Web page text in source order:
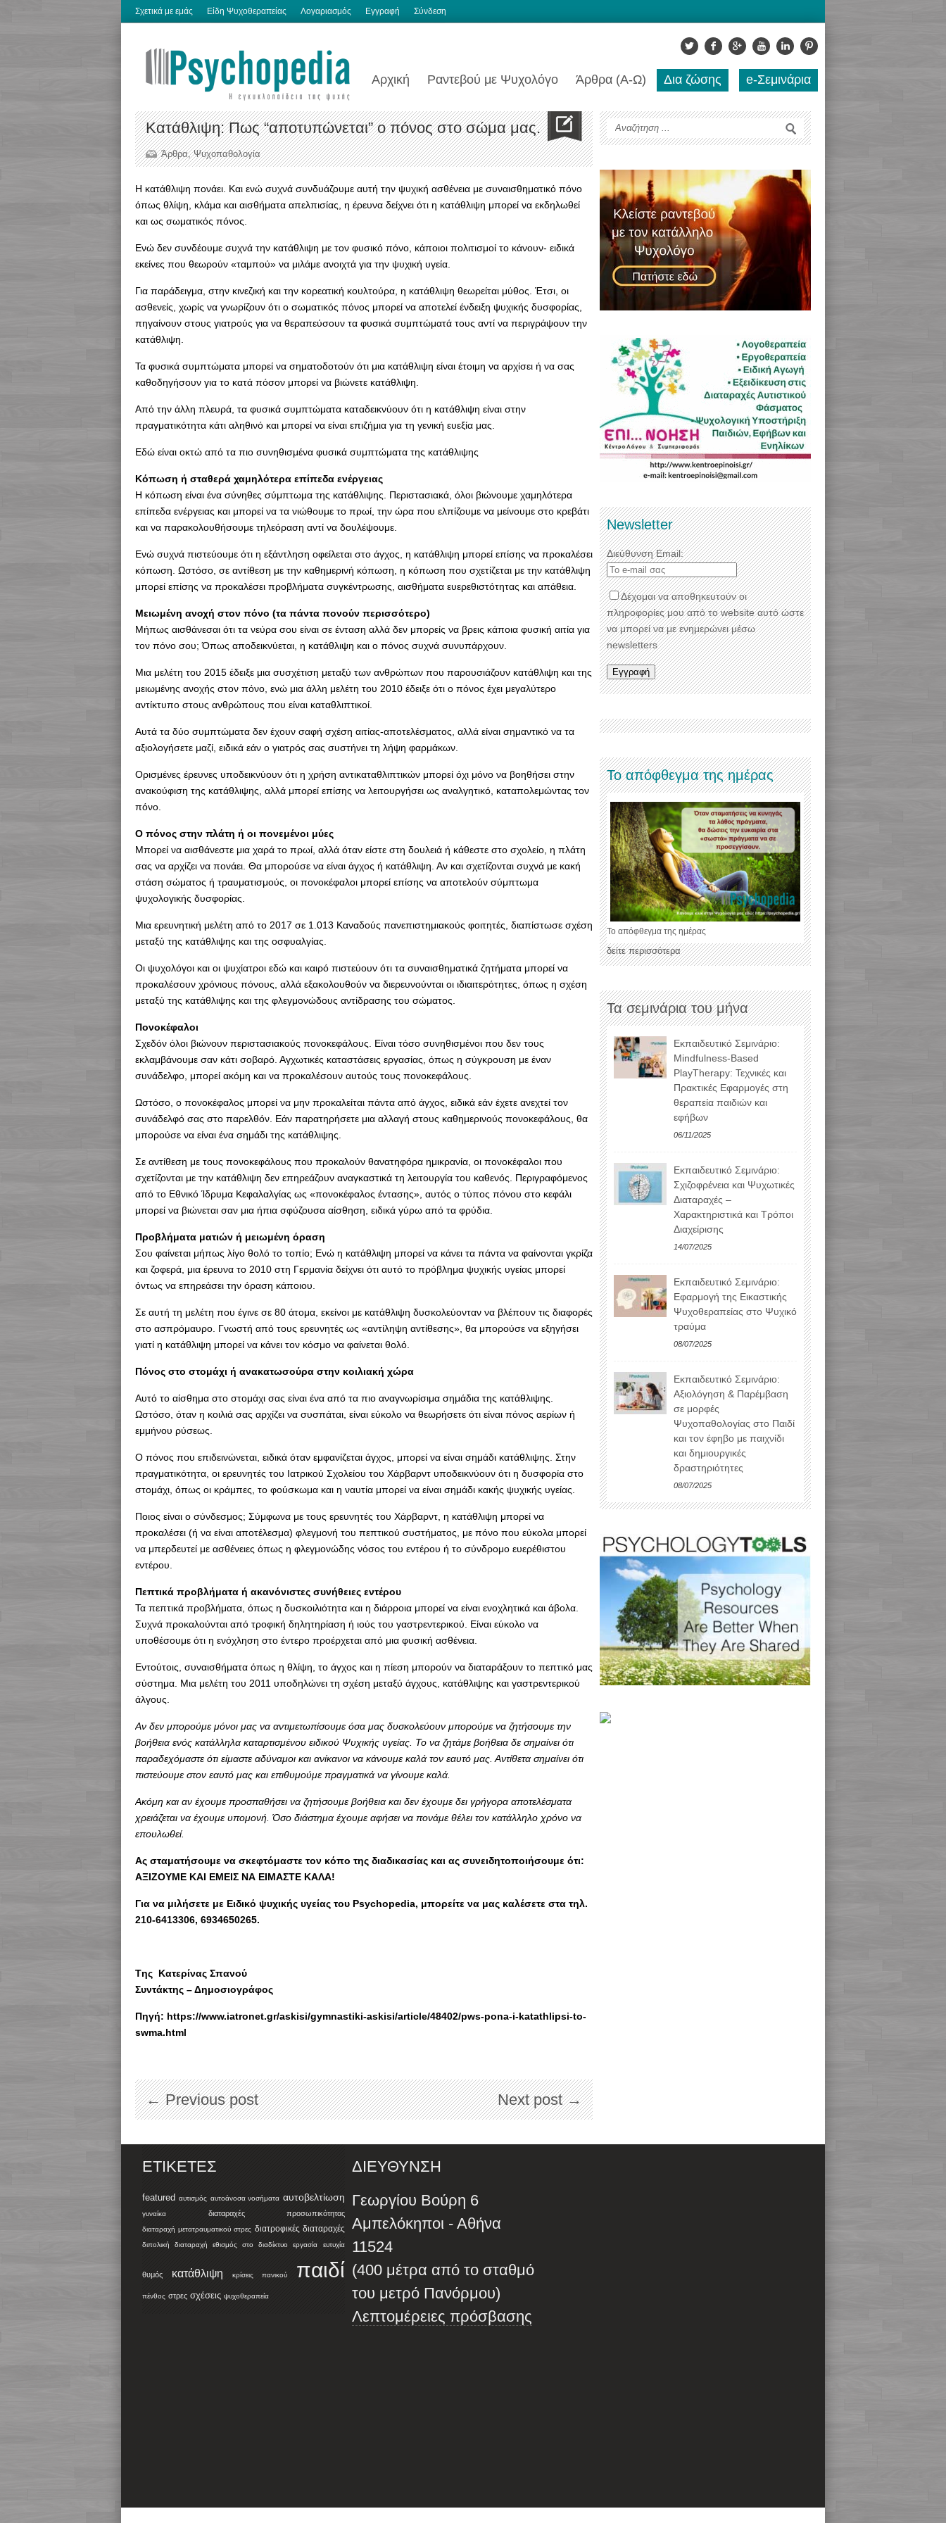
Σχετικά με εμάς Είδη Ψυχοθεραπείας Λογαριασμός Εγγραφή Σύνδεση
Αρχική Ραντεβού με Ψυχολόγο Άρθρα (Α-Ω) Δια ζώσης e-Σεμινάρια
Κατάθλιψη: Πως “αποτυπώνεται” ο πόνος στο σώμα μας.
Άρθρα,Ψυχοπαθολογία
Η κατάθλιψη πονάει. Και ενώ συχνά συνδυάζουμε αυτή την ψυχική ασθένεια με συναισθηματικό πόνο
όπως θλίψη, κλάμα και αισθήματα απελπισίας, η έρευνα δείχνει ότι η κατάθλιψη μπορεί να εκδηλωθεί
και ως σωματικός πόνος.
Ενώ δεν συνδέουμε συχνά την κατάθλιψη με τον φυσικό πόνο, κάποιοι πολιτισμοί το κάνουν- ειδικά
εκείνες που θεωρούν «ταμπού» να μιλάμε ανοιχτά για την ψυχική υγεία.
Για παράδειγμα, στην κινεζική και την κορεατική κουλτούρα, η κατάθλιψη θεωρείται μύθος. Έτσι, οι
ασθενείς, χωρίς να γνωρίζουν ότι ο σωματικός πόνος μπορεί να αποτελεί ένδειξη ψυχικής δυσφορίας,
πηγαίνουν στους γιατρούς για να θεραπεύσουν τα φυσικά συμπτώματά τους αντί να περιγράψουν την
κατάθλιψη.
Τα φυσικά συμπτώματα μπορεί να σηματοδοτούν ότι μια κατάθλιψη είναι έτοιμη να αρχίσει ή να σας
καθοδηγήσουν για το κατά πόσον μπορεί να βιώνετε κατάθλιψη.
Από την άλλη πλευρά, τα φυσικά συμπτώματα καταδεικνύουν ότι η κατάθλιψη είναι στην
πραγματικότητα κάτι αληθινό και μπορεί να είναι επιζήμια για τη γενική ευεξία μας.
Εδώ είναι οκτώ από τα πιο συνηθισμένα φυσικά συμπτώματα της κατάθλιψης
Κόπωση ή σταθερά χαμηλότερα επίπεδα ενέργειας
Η κόπωση είναι ένα σύνηθες σύμπτωμα της κατάθλιψης. Περιστασιακά, όλοι βιώνουμε χαμηλότερα
επίπεδα ενέργειας και μπορεί να τα νιώθουμε το πρωί, την ώρα που ελπίζουμε να μείνουμε στο κρεβάτι
και να παρακολουθήσουμε τηλεόραση αντί να δουλέψουμε.
Ενώ συχνά πιστεύουμε ότι η εξάντληση οφείλεται στο άγχος, η κατάθλιψη μπορεί επίσης να προκαλέσει
κόπωση. Ωστόσο, σε αντίθεση με την καθημερινή κόπωση, η κόπωση που σχετίζεται με την κατάθλιψη
μπορεί επίσης να προκαλέσει προβλήματα συγκέντρωσης, αισθήματα ευερεθιστότητας και απάθεια.
Μειωμένη ανοχή στον πόνο (τα πάντα πονούν περισσότερο)
Μήπως αισθάνεσαι ότι τα νεύρα σου είναι σε ένταση αλλά δεν μπορείς να βρεις κάποια φυσική αιτία για
τον πόνο σου; Όπως αποδεικνύεται, η κατάθλιψη και ο πόνος συχνά συνυπάρχουν.
Μια μελέτη του 2015 έδειξε μια συσχέτιση μεταξύ των ανθρώπων που παρουσιάζουν κατάθλιψη και της
μειωμένης ανοχής στον πόνο, ενώ μια άλλη μελέτη του 2010 έδειξε ότι ο πόνος έχει μεγαλύτερο
αντίκτυπο στους ανθρώπους που είναι καταθλιπτικοί.
Αυτά τα δύο συμπτώματα δεν έχουν σαφή σχέση αιτίας-αποτελέσματος, αλλά είναι σημαντικό να τα
αξιολογήσετε μαζί, ειδικά εάν ο γιατρός σας συστήνει τη λήψη φαρμάκων.
Ορισμένες έρευνες υποδεικνύουν ότι η χρήση αντικαταθλιπτικών μπορεί όχι μόνο να βοηθήσει στην
ανακούφιση της κατάθλιψης, αλλά μπορεί επίσης να λειτουργήσει ως αναλγητικό, καταπολεμώντας τον
πόνο.
Ο πόνος στην πλάτη ή οι πονεμένοι μύες
Μπορεί να αισθάνεστε μια χαρά το πρωί, αλλά όταν είστε στη δουλειά ή κάθεστε στο σχολείο, η πλάτη
σας να αρχίζει να πονάει. Θα μπορούσε να είναι άγχος ή κατάθλιψη. Αν και σχετίζονται συχνά με κακή
στάση σώματος ή τραυματισμούς, οι πονοκέφαλοι μπορεί επίσης να αποτελούν σύμπτωμα
ψυχολογικής δυσφορίας.
Μια ερευνητική μελέτη από το 2017 σε 1.013 Καναδούς πανεπιστημιακούς φοιτητές, διαπίστωσε σχέση
μεταξύ της κατάθλιψης και της οσφυαλγίας.
Οι ψυχολόγοι και οι ψυχίατροι εδώ και καιρό πιστεύουν ότι τα συναισθηματικά ζητήματα μπορεί να
προκαλέσουν χρόνιους πόνους, αλλά εξακολουθούν να διερευνούνται οι ιδιαιτερότητες, όπως η σχέση
μεταξύ της κατάθλιψης και της φλεγμονώδους αντίδρασης του σώματος.
Πονοκέφαλοι
Σχεδόν όλοι βιώνουν περιστασιακούς πονοκεφάλους. Είναι τόσο συνηθισμένοι που δεν τους
εκλαμβάνουμε σαν κάτι σοβαρό. Αγχωτικές καταστάσεις εργασίας, όπως η σύγκρουση με έναν
συνάδελφο, μπορεί ακόμη και να προκαλέσουν αυτούς τους πονοκεφάλους.
Ωστόσο, ο πονοκέφαλος μπορεί να μην προκαλείται πάντα από άγχος, ειδικά εάν έχετε ανεχτεί τον
συνάδελφό σας στο παρελθόν. Εάν παρατηρήσετε μια αλλαγή στους καθημερινούς πονοκεφάλους, θα
μπορούσε να είναι ένα σημάδι της κατάθλιψης.
Σε αντίθεση με τους πονοκεφάλους που προκαλούν θανατηφόρα ημικρανία, οι πονοκέφαλοι που
σχετίζονται με την κατάθλιψη δεν επηρεάζουν αναγκαστικά τη λειτουργία του καθενός. Περιγραφόμενος
από το Εθνικό Ίδρυμα Κεφαλαλγίας ως «πονοκέφαλος έντασης», αυτός ο τύπος πόνου στο κεφάλι
μπορεί να βιώνεται σαν μια ήπια σφύζουσα αίσθηση, ειδικά γύρω από τα φρύδια.
Προβλήματα ματιών ή μειωμένη όραση
Σου φαίνεται μήπως λίγο θολό το τοπίο; Ενώ η κατάθλιψη μπορεί να κάνει τα πάντα να φαίνονται γκρίζα
και ζοφερά, μια έρευνα το 2010 στη Γερμανία δείχνει ότι αυτό το πρόβλημα ψυχικής υγείας μπορεί
όντως να επηρεάσει την όραση κάποιου.
Σε αυτή τη μελέτη που έγινε σε 80 άτομα, εκείνοι με κατάθλιψη δυσκολεύονταν να βλέπουν τις διαφορές
στο ασπρόμαυρο. Γνωστή από τους ερευνητές ως «αντίληψη αντίθεσης», θα μπορούσε να εξηγήσει
γιατί η κατάθλιψη μπορεί να κάνει τον κόσμο να φαίνεται θολό.
Πόνος στο στομάχι ή ανακατωσούρα στην κοιλιακή χώρα
Αυτό το αίσθημα στο στομάχι σας είναι ένα από τα πιο αναγνωρίσιμα σημάδια της κατάθλιψης.
Ωστόσο, όταν η κοιλιά σας αρχίζει να συσπάται, είναι εύκολο να θεωρήσετε ότι είναι πόνος αερίων ή
εμμήνου ρύσεως.
Ο πόνος που επιδεινώνεται, ειδικά όταν εμφανίζεται άγχος, μπορεί να είναι σημάδι κατάθλιψης. Στην
πραγματικότητα, οι ερευνητές του Ιατρικού Σχολείου του Χάρβαρντ υποδεικνύουν ότι η δυσφορία στο
στομάχι, όπως οι κράμπες, το φούσκωμα και η ναυτία μπορεί να είναι σημάδι κακής ψυχικής υγείας.
Ποιος είναι ο σύνδεσμος; Σύμφωνα με τους ερευνητές του Χάρβαρντ, η κατάθλιψη μπορεί να
προκαλέσει (ή να είναι αποτέλεσμα) φλεγμονή του πεπτικού συστήματος, με πόνο που εύκολα μπορεί
να μπερδευτεί με ασθένειες όπως η φλεγμονώδης νόσος του εντέρου ή το σύνδρομο ευερέθιστου
εντέρου.
Πεπτικά προβλήματα ή ακανόνιστες συνήθειες εντέρου
Τα πεπτικά προβλήματα, όπως η δυσκοιλιότητα και η διάρροια μπορεί να είναι ενοχλητικά και άβολα.
Συχνά προκαλούνται από τροφική δηλητηρίαση ή ιούς του γαστρεντερικού. Είναι εύκολο να
υποθέσουμε ότι η ενόχληση στο έντερο προέρχεται από μια φυσική ασθένεια.
Εντούτοις, συναισθήματα όπως η θλίψη, το άγχος και η πίεση μπορούν να διαταράξουν το πεπτικό μας
σύστημα. Μια μελέτη του 2011 υποδηλώνει τη σχέση μεταξύ άγχους, κατάθλιψης και γαστρεντερικού
άλγους.
Αν δεν μπορούμε μόνοι μας να αντιμετωπίσουμε όσα μας δυσκολεύουν μπορούμε να ζητήσουμε την
βοήθεια ενός κατάλληλα καταρτισμένου ειδικού Ψυχικής υγείας. Το να ζητάμε βοήθεια δε σημαίνει ότι
παραδεχόμαστε ότι είμαστε αδύναμοι και ανίκανοι να κάνουμε καλά τον εαυτό μας. Αντίθετα σημαίνει ότι
πιστεύουμε στον εαυτό μας και επιθυμούμε πραγματικά να γίνουμε καλά.
Ακόμη και αν έχουμε προσπαθήσει να ζητήσουμε βοήθεια και δεν έχουμε δει γρήγορα αποτελέσματα
χρειάζεται να έχουμε υπομονή. Όσο διάστημα έχουμε αφήσει να πονάμε θέλει τον κατάλληλο χρόνο να
επουλωθεί.
Ας σταματήσουμε να σκεφτόμαστε τον κόπο της διαδικασίας και ας συνειδητοποιήσουμε ότι:
ΑΞΙΖΟΥΜΕ ΚΑΙ ΕΜΕΙΣ ΝΑ ΕΙΜΑΣΤΕ ΚΑΛΑ!
Για να μιλήσετε με Ειδικό ψυχικής υγείας του Psychopedia, μπορείτε να μας καλέσετε στα τηλ.
210-6413306, 6934650265.
Tης Κατερίνας Σπανού
Συντάκτης – Δημοσιογράφος
Πηγή: https://www.iatronet.gr/askisi/gymnastiki-askisi/article/48402/pws-pona-i-katathlipsi-to-
swma.html
← Previous post Next post →
Newsletter
Διεύθυνση Email:
Δέχομαι να αποθηκευτούν οι
πληροφορίες μου από το website αυτό ώστε
να μπορεί να με ενημερώνει μέσω
newsletters
Το απόφθεγμα της ημέρας
Το απόφθεγμα της ημέρας
δείτε περισσότερα
Τα σεμινάρια του μήνα
Εκπαιδευτικό Σεμινάριο:
Mindfulness-Based
PlayTherapy: Τεχνικές και
Πρακτικές Εφαρμογές στη
θεραπεία παιδιών και
εφήβων
06/11/2025
Εκπαιδευτικό Σεμινάριο:
Σχιζοφρένεια και Ψυχωτικές
Διαταραχές –
Χαρακτηριστικά και Τρόποι
Διαχείρισης
14/07/2025
Εκπαιδευτικό Σεμινάριο:
Εφαρμογή της Εικαστικής
Ψυχοθεραπείας στο Ψυχικό
τραύμα
08/07/2025
Εκπαιδευτικό Σεμινάριο:
Αξιολόγηση & Παρέμβαση
σε μορφές
Ψυχοπαθολογίας στο Παιδί
και τον έφηβο με παιχνίδι
και δημιουργικές
δραστηριότητες
08/07/2025
ΕΤΙΚΈΤΕΣ
featured αυτισμός αυτοάνοσα νοσήματα αυτοβελτίωση
γυναίκα διαταραχές προσωπικότητας
διαταραχή μετατραυματικού στρες διατροφικές διαταραχές
διπολική διαταραχή εθισμός στο διαδίκτυο εργασία ευτυχία
θυμός κατάθλιψη κρίσεις πανικού παιδί
πένθος στρες σχέσεις ψυχοθεραπεία
ΔΙΕΥΘΥΝΣΗ
Γεωργίου Βούρη 6
Αμπελόκηποι - Αθήνα
11524
(400 μέτρα από το σταθμό
του μετρό Πανόρμου)
Λεπτομέρειες πρόσβασης